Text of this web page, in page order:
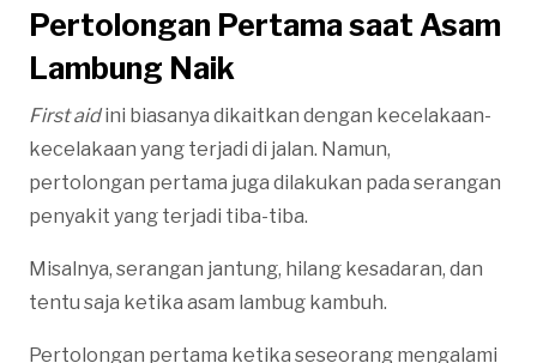
Pertolongan Pertama saat Asam
Lambung Naik
First aidini biasanya dikaitkan dengan kecelakaan-
kecelakaan yang terjadi di jalan. Namun,
pertolongan pertama juga dilakukan pada serangan
penyakit yang terjadi tiba-tiba.
Misalnya, serangan jantung, hilang kesadaran, dan
tentu saja ketika asam lambug kambuh.
Pertolongan pertama ketika seseorang mengalami